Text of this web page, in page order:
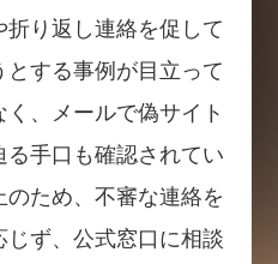
り返し連絡を促して
する事例が目立って
、メールで偽サイト
手口も確認されてい
のため、不審な連絡を
ず、公式窓口に相談